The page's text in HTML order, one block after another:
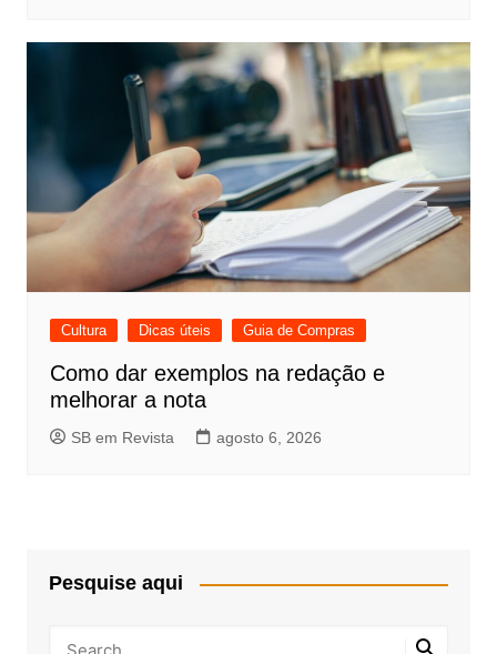
Cultura Dicas úteis Guia de Compras
Como dar exemplos na redação e
melhorar a nota
SB em Revista agosto 6, 2026
Pesquise aqui